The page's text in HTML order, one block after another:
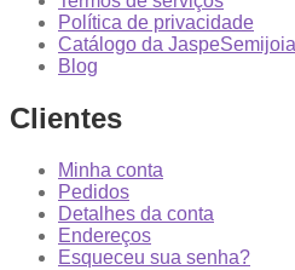
Política de privacidade
Catálogo da
Blog
Clientes
Minha conta
Pedidos
Detalhes da conta
Endereços
Esqueceu sua senha?